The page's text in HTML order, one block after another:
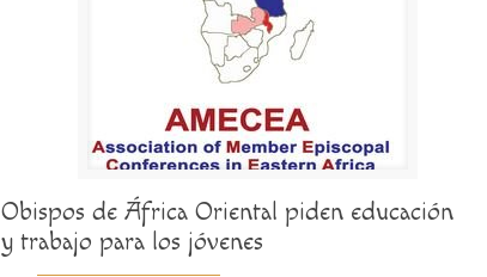
Obispos de África Oriental piden educación
y trabajo para los jóvenes